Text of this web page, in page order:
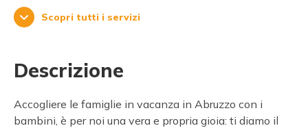
Scopri tutti i servizi
Descrizione
Accogliere le famiglie in vacanza in Abruzzo con i
bambini, è per noi una vera e propria gioia: ti diamo il